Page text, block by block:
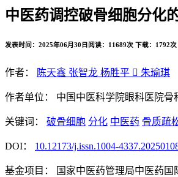
中医药调控破骨细胞分化
发表时间：2025年06月30日 阅读：11689次 下载：1792次
作者： 陈天鑫 张智龙 杨胜平  朱瑜琪
作者单位： 中国中医科学院眼科医院骨
关键词： 破骨细胞 分化 中医药 骨质疏
DOI： 10.12173/j.issn.1004-
基金项目： 国家中医药管理局中医药国